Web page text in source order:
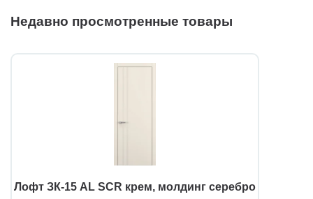
Недавно просмотренные товары
Лофт ЗК-15 AL SCR крем, молдинг серебро